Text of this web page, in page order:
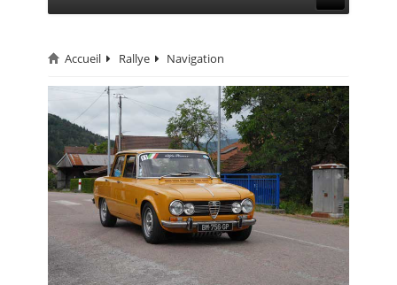
CIRCUIT
RALLYE
MONTAGNE
EVÈNEMENTS
CALENDRIER
FOCUS
Accueil Rallye Navigation